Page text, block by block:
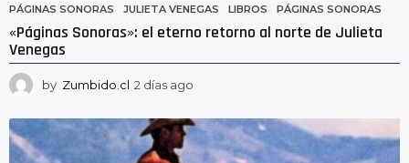
PÁGINAS SONORAS JULIETA VENEGAS ,LIBROS ,PÁGINAS SONORAS
«Páginas Sonoras»: el eterno retorno al norte de Julieta
Venegas
by Zumbido.cl 2 días ago
í